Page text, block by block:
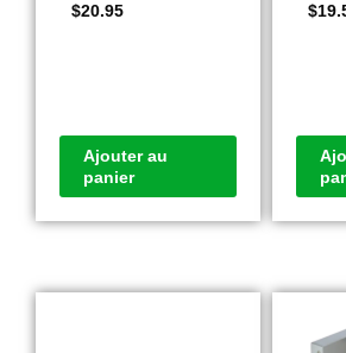
$20.95
Ajouter au
panier
$